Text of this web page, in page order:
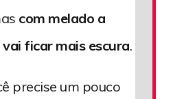
com melado a
ficar mais escura.
precise um pouco